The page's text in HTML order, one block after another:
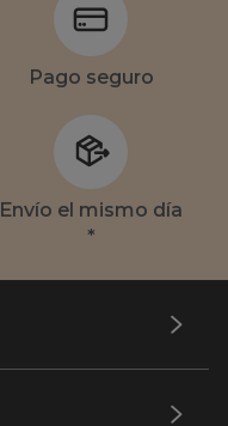
Pago seguro
Envío el mismo día
*